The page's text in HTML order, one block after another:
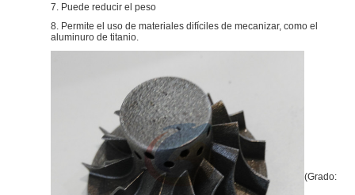
7. Puede reducir el peso
8. Permite el uso de materiales difíciles de mecanizar, como el
aluminuro de titanio.
(Grado: